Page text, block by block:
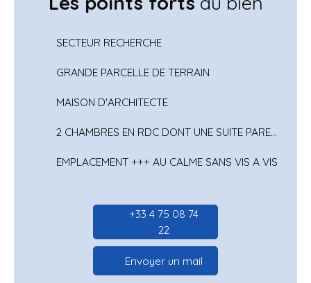
SECTEUR RECHERCHE
GRANDE PARCELLE DE TERRAIN
MAISON D'ARCHITECTE
2 CHAMBRES EN RDC DONT UNE SUITE PARENTALE
EMPLACEMENT +++ AU CALME SANS VIS A VIS
+33 4 75 08 74
22
Envoyer un mail